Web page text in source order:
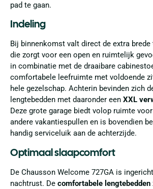
pad te gaan.
Indeling
Bij binnenkomst valt direct de extra brede
die zorgt voor een open en ruimtelijk
in combinatie met de draaibare
comfortabele leefruimte met voldoende
hele gezelschap. Achterin bevinden zich
lengtebedden met daaronder een XXL
Deze grote garage biedt volop ruimte
andere vakantiespullen en is bovendien
handig serviceluik aan de achterzijde.
Optimaal slaapcomfort
De Chausson Welcome 727GA is
nachtrust. De comfortabele lengtebedden